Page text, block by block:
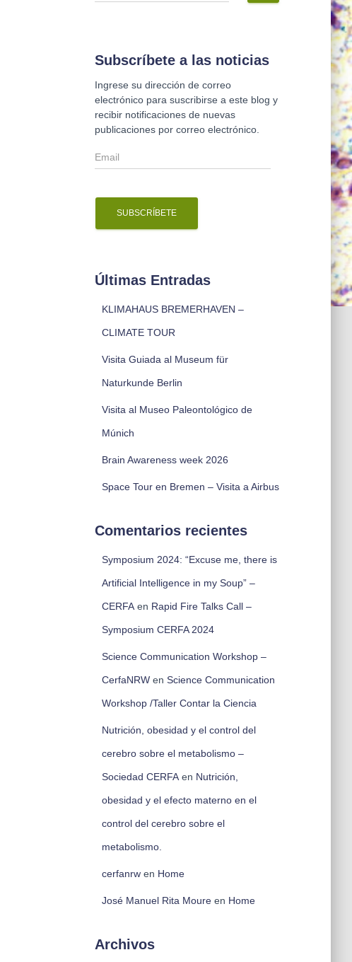
r
Subscríbete a las noticias
Ingrese su dirección de correo
electrónico para suscribirse a este blog y
recibir notificaciones de nuevas
publicaciones por correo electrónico.
E
m
i
Últimas Entradas
KLIMAHAUS BREMERHAVEN –
CLIMATE TOUR
Visita Guiada al Museum für
Naturkunde Berlin
Visita al Museo Paleontológico de
Múnich
Brain Awareness week 2026
Space Tour en Bremen – Visita a Airbus
Comentarios recientes
Symposium 2024: “Excuse me, there is
Artificial Intelligence in my Soup” –
CERFAen Rapid Fire Talks Call –
Symposium CERFA 2024
Science Communication Workshop –
CerfaNRWen Science Communication
Workshop /Taller Contar la Ciencia
Nutrición, obesidad y el control del
cerebro sobre el metabolismo –
Sociedad CERFAen Nutrición,
obesidad y el efecto materno en el
control del cerebro sobre el
metabolismo.
cerfanrwen Home
José Manuel Rita Moureen Home
Archivos